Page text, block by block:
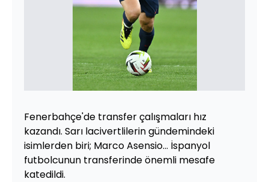
Fenerbahçe'de transfer çalışmaları hız
kazandı. Sarı lacivertlilerin gündemindeki
isimlerden biri; Marco Asensio... İspanyol
futbolcunun transferinde önemli mesafe
katedildi.